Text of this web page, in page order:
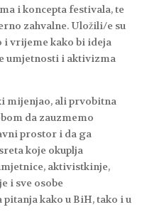
i koncepta festivala, te
zahvalne. Uložili/e su
i vrijeme kako bi ideja
umjetnosti i aktivizma
mijenjao, ali prvobitna
da zauzmemo
prostor i da ga
koje okuplja
aktivistkinje,
i sve osobe
kako u BiH, tako i u